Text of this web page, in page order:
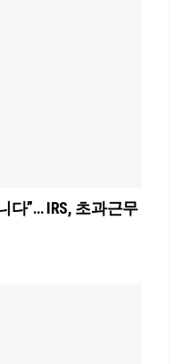
다”… IRS, 초과근무